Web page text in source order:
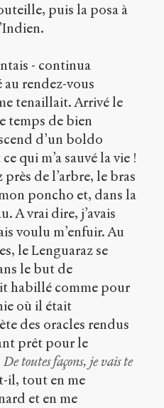
puis la posa à
- continua
au rendez-vous
tenaillait. Arrivé le
temps de bien
d’un boldo
qui m’a sauvé la vie !
près de l’arbre, le bras
poncho et, dans la
A vrai dire, j’avais
voulu m’enfuir. Au
le Lenguaraz se
le but de
habillé comme pour
où il était
des oracles rendus
prêt pour le
De toutes façons, je vais te
il, tout en me
et en me